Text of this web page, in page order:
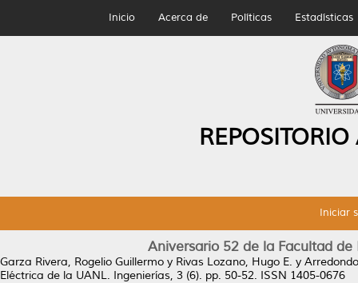
Inicio Acerca de Políticas Estadísticas
Iniciar
Aniversario 52 de la Facultad
Garza Rivera, Rogelio Guillermo y Rivas Lozano, Hugo E. y
Eléctrica de la UANL. Ingenierías, 3 (6). pp. 50-52. ISSN 1405-0676